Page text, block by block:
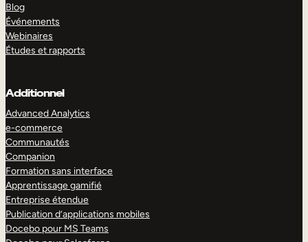
Blog
Événements
Webinaires
Études et rapports
Additionnel
Advanced Analytics
e-commerce
Communautés
Companion
Formation sans interface
Apprentissage gamifié
Entreprise étendue
Publication d’applications mobiles
Docebo pour MS Teams